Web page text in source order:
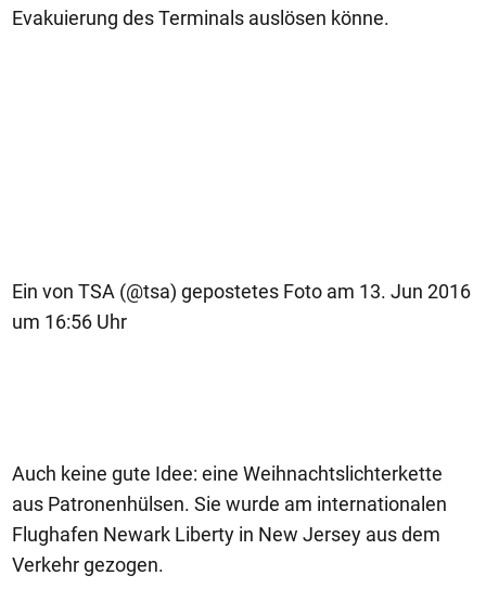
Evakuierung des Terminals auslösen könne.
Ein von TSA (@tsa) gepostetes Foto am 13. Jun 2016
um 16:56 Uhr
Auch keine gute Idee: eine Weihnachtslichterkette
aus Patronenhülsen. Sie wurde am internationalen
Flughafen Newark Liberty in New Jersey aus dem
Verkehr gezogen.